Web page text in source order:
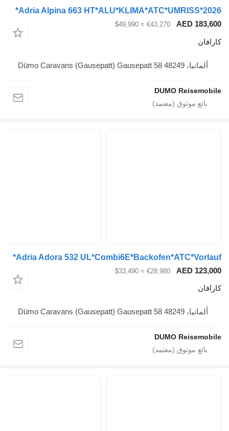
Adria Alpina 663
€43,270
≈ $49,990
DUMO
Adria Adora 532
€28,980
≈ $33,490
DUMO